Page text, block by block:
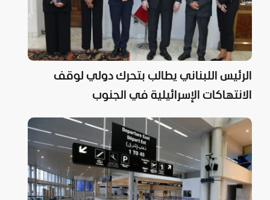
الرئيس اللبناني يطالب بتحرك دولي لوقف
الانتهاكات الإسرائيلية في الجنوب